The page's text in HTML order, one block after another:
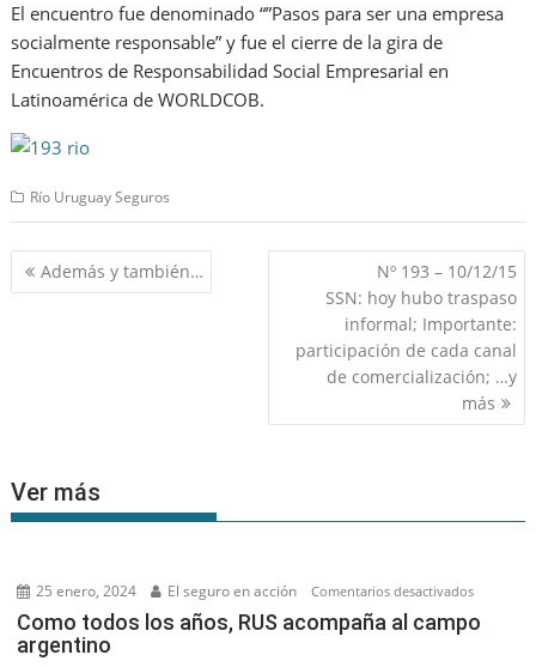
El encuentro fue denominado “”Pasos para ser una empresa
socialmente responsable” y fue el cierre de la gira de
Encuentros de Responsabilidad Social Empresarial en
Latinoamérica de WORLDCOB.
Río Uruguay Seguros
Navegación
de
Además y también…
Nº 193 – 10/12/15
SSN: hoy hubo traspaso
informal; Importante:
participación de cada canal
de comercialización; …y
más
Ver más
25 enero, 2024 El seguro en acción Comentarios desactivadosen
Como
Como todos los años, RUS acompaña al campo
argentino